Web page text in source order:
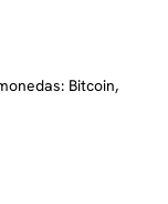
Bitcoin,